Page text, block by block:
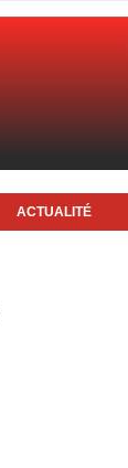
ACTUALITÉ